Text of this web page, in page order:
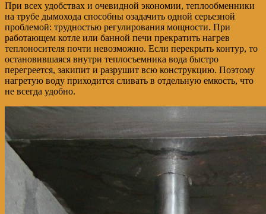
При всех удобствах и очевидной экономии, теплообменники
на трубе дымохода способны озадачить одной серьезной
проблемой: трудностью регулирования мощности. При
работающем котле или банной печи прекратить нагрев
теплоносителя почти невозможно. Если перекрыть контур, то
остановившаяся внутри теплосъемника вода быстро
перегреется, закипит и разрушит всю конструкцию. Поэтому
нагретую воду приходится сливать в отдельную емкость, что
не всегда удобно.